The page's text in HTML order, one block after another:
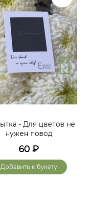
- Для цветов не
нужен повод
60 ₽
Добавить к букету